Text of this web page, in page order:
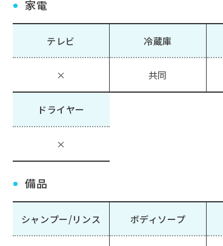
家電
テレビ
×
冷蔵庫
共同
ドライヤー
×
備品
シャンプー/リンス ボディソープ